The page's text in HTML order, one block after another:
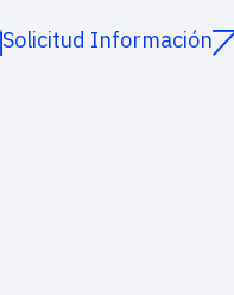
Solicitud Información